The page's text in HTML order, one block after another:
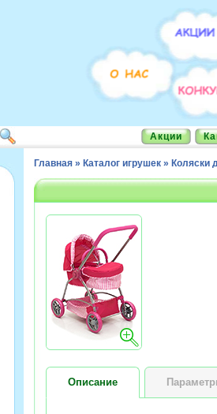
Акции
Главная » Каталог игрушек » Коляски
Описание